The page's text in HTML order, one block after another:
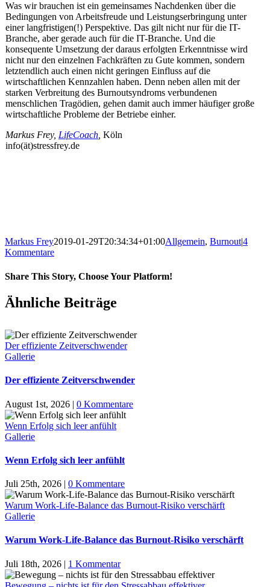
Was wir brauchen ist ein gemeinsames Nachdenken über die
Bedingungen von Arbeitsfreude und Leistungserbringung unter
einer langfristigen(!) Perspektive. Das gilt nicht nur für die IT-
Branche, aber gerade auch für die IT-Branche. Und die
konsequente Umsetzung der daraus erfolgten Erkenntnisse wird
nicht nur den einzelnen Fachkräften zu Gute kommen, sondern
letztendlich auch einen nicht geringen Einfluss auf die
wirtschaftlichen Kennzahlen haben. Denn neben allen mit der
starken Verbreitung des Burnoutsyndroms verbundenen
menschlichen Tragödien, gehen damit auch immer häufiger große
wirtschaftliche Probleme der Betriebe einher.
Markus Frey, LifeCoach, Köln
info(ät)stressfrey.de
Markus Frey2019-01-29T20:34:34+01:00Allgemein, Burnout|4
Kommentare
Share This Story, Choose Your Platform!
Ähnliche Beiträge
Der effiziente Zeitverschwender
Gallerie
Der effiziente Zeitverschwender
August 1st, 2026 | 0 Kommentare
Wenn Erfolg sich leer anfühlt
Gallerie
Wenn Erfolg sich leer anfühlt
Juli 25th, 2026 | 0 Kommentare
Warum Work-Life-Balance das Burnout-Risiko verschärft
Gallerie
Warum Work-Life-Balance das Burnout-Risiko verschärft
Juli 18th, 2026 | 1 Kommentar